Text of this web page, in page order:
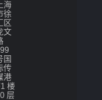
上海
徐
区
文
国
传
港
楼
层